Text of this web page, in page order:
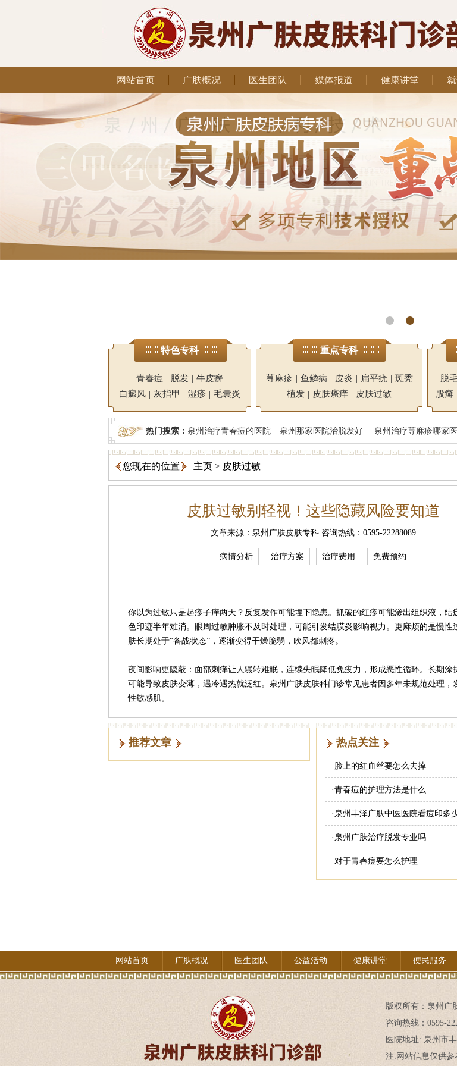
网站首页 广肤概况 医生团队 媒体报道 健康讲堂
特色专科
青春痘 | 脱发 | 牛皮癣
白癜风 | 灰指甲 | 湿疹 | 毛囊炎
重点专科
荨麻疹 | 鱼鳞病 | 皮炎 | 扁平疣 | 斑秃
植发 | 皮肤瘙痒 | 皮肤过敏
脱
股癣
热门搜索： 泉州治疗青春痘的医院 泉州那家医院治脱发好 泉州治疗荨麻疹哪家
您现在的位置 主页 > 皮肤过敏
皮肤过敏别轻视！这些隐藏风险要知道
文章来源：泉州广肤皮肤专科 咨询热线：0595-22288089
病情分析 治疗方案 治疗费用 免费预约
你以为过敏只是起疹子痒两天？反复发作可能埋下隐患。抓破的红疹可能渗出组织液，结
色印迹半年难消。眼周过敏肿胀不及时处理，可能引发结膜炎影响视力。更麻烦的是慢
肤长期处于“备战状态”，逐渐变得干燥脆弱，吹风都刺疼。
夜间影响更隐蔽：面部刺痒让人辗转难眠，连续失眠降低免疫力，形成恶性循环。长期涂
可能导致皮肤变薄，遇冷遇热就泛红。泉州广肤皮肤科门诊常见患者因多年未规范处理，
性敏感肌。
推荐文章 热点关注
· 脸上的红血丝要怎么去掉
·青春痘的护理方法是什么
· 泉州丰泽广肤中医医院看痘印多
· 泉州广肤治疗脱发专业吗
·对于青春痘要怎么护理
网站首页 广肤概况 医生团队 公益活动 健康讲堂 便民服务
版权所有： 泉州广
咨询热线：0595-
医院地址: 泉州市
注:网站信息仅供参